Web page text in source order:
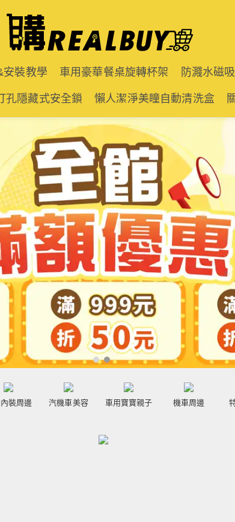
安裝教學 車用豪華餐桌旋轉杯架 防濺水磁
孔隱藏式安全鎖 懶人潔淨美瞳自動清洗盒
裝周邊 汽機車美容 車用寶寶親子 機車周邊